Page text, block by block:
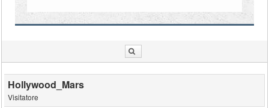
Hollywood_Mars
Visitatore